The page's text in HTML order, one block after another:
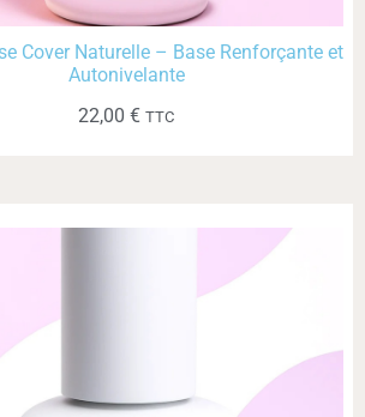
Cover Naturelle – Base Renforçante et
Autonivelante
22,00 € TTC